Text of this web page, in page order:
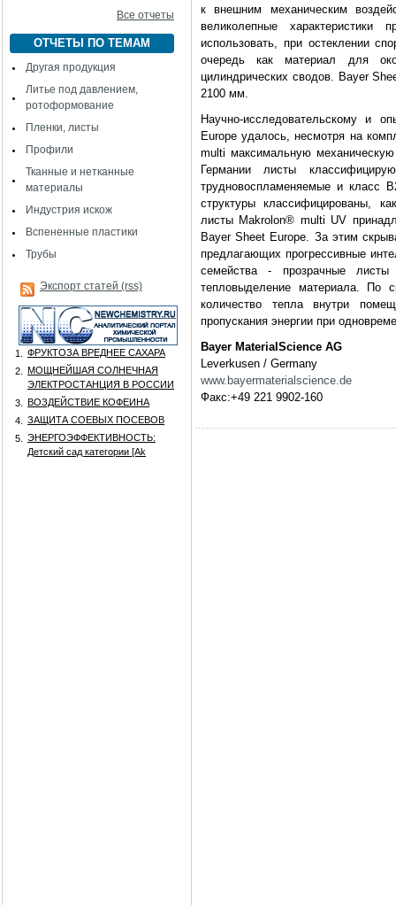
Все отчеты
ОТЧЕТЫ ПО ТЕМАМ
Другая продукция
Литье под давлением,
ротоформование
Пленки, листы
Профили
Тканные и нетканные
материалы
Индустрия искож
Вспененные пластики
Трубы
Экспорт статей (rss)
1.
ФРУКТОЗА ВРЕДНЕЕ САХАРА
2.
МОЩНЕЙШАЯ СОЛНЕЧНАЯ
ЭЛЕКТРОСТАНЦИЯ В РОССИИ
3.
ВОЗДЕЙСТВИЕ КОФЕИНА
4.
ЗАЩИТА СОЕВЫХ ПОСЕВОВ
5.
ЭНЕРГОЭФФЕКТИВНОСТЬ:
Детский сад категории [Аk
к внешним механическим
великолепные
использовать, при остеклении
очередь как материал для
цилиндрических сводов. Bayer
2100 мм.
Научно-исследовательскому и
Europe удалось, несмотря на
multi максимальную
Германии листы
трудновоспламеняемые и класс
структуры классифицированы,
листы Makrolon® multi UV
Bayer Sheet Europe. За этим
предлагающих прогрессивные
семейства - прозрачные
тепловыделение материала. По
количество тепла внутри
пропускания энергии при
Bayer MaterialScience AG
Leverkusen / Germany
www.bayermaterialscience.de
Факс:+49 221 9902-160